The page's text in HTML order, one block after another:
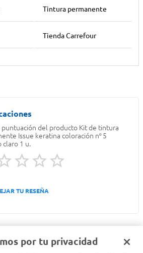
Tintura permanente
Tienda Carrefour
puntuación del producto Kit de tintura
Issue keratina coloración nº 5
claro 1 u.
TU RESEÑA
por tu privacidad